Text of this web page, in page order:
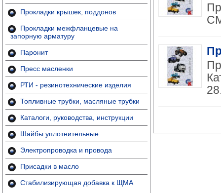
Прокладки крышек, поддонов
Прокладки межфланцевые на
запорную арматуру
Паронит
Пресс масленки
РТИ - резинотехнические изделия
Топливные трубки, масляные трубки
Каталоги, руководства, инструкции
Шайбы уплотнительные
Электропроводка и провода
Присадки в масло
Стабилизирующая добавка к ЩМА